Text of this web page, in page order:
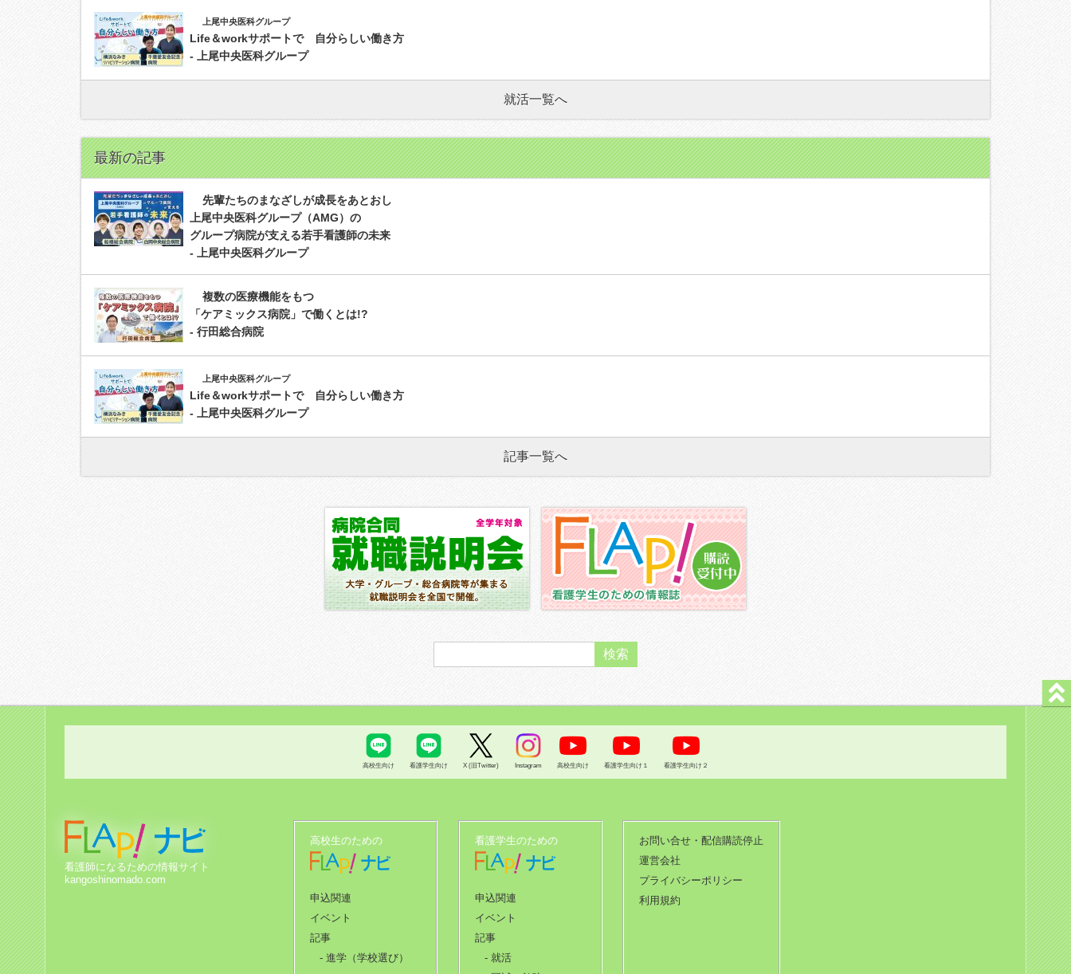
上尾中央医科グループ
Life＆workサポートで 自分らしい働き方
- 上尾中央医科グループ
就活一覧へ
最新の記事
先輩たちのまなざしが成長をあとおし
上尾中央医科グループ（AMG）の
グループ病院が支える若手看護師の未来
- 上尾中央医科グループ
複数の医療機能をもつ
「ケアミックス病院」で働くとは!?
- 行田総合病院
上尾中央医科グループ
Life＆workサポートで 自分らしい働き方
- 上尾中央医科グループ
記事一覧へ
高校生向け 看護学生向け X (旧Twitter) Instagram 高校生向け 看護学生向け１ 看護学生向け２
看護師になるための情報サイト
kangoshinomado.com
高校生のための
申込関連
イベント
記事
- 進学（学校選び）
看護学生のための
申込関連
イベント
記事
- 就活
お問い合せ・配信購読停止
運営会社
プライバシーポリシー
利用規約